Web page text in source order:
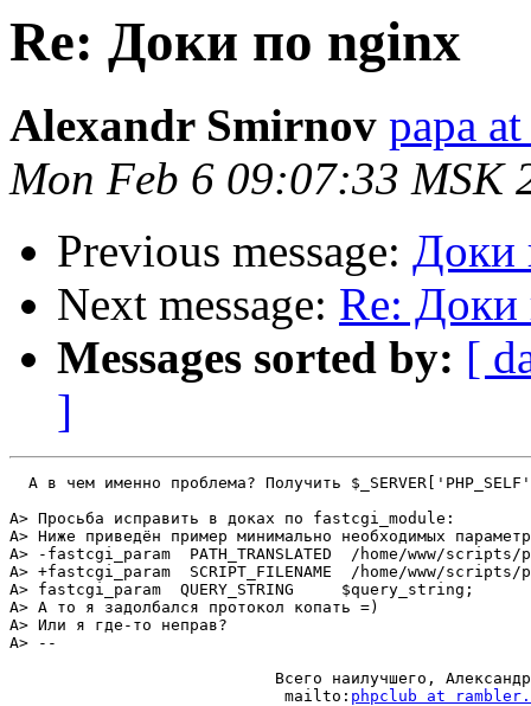
Re: Доки по nginx
Alexandr Smirnov papa
Mon Feb 6 09:07:33 MSK
Previous message: Доки
Next message: Re:
Messages sorted by: [
]
А в чем именно проблема? Получить
A> Просьба исправить в доках по fastcgi_module:
A> Ниже приведён пример минимально необходимых
A> -fastcgi_param  PATH_TRANSLATED  /home/www/
A> +fastcgi_param  SCRIPT_FILENAME  /home/www/
A> fastcgi_param  QUERY_STRING     $query_string;
A> А то я задолбался протокол копать =)
A> Или я где-то неправ?
A> --
Всего наилучшего,
                             mailto:
phpclub at